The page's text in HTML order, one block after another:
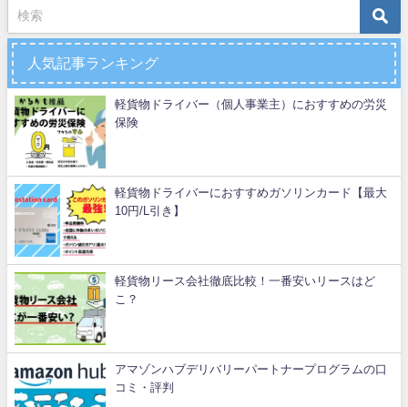
人気記事ランキング
軽貨物ドライバー（個人事業主）におすすめの労災
保険
軽貨物ドライバーにおすすめガソリンカード【最大
10円/L引き】
軽貨物リース会社徹底比較！一番安いリースはど
こ？
アマゾンハブデリバリーパートナープログラムの口
コミ・評判